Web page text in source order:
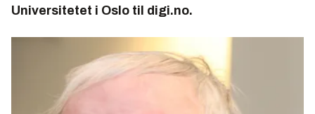
Universitetet i Oslo til digi.no.